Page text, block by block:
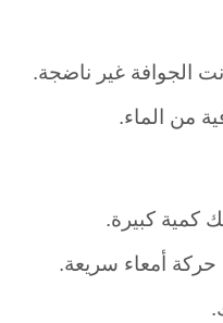
الجوافة غير ناضجة.
من الماء.
كمية كبيرة.
حركة أمعاء سريعة.